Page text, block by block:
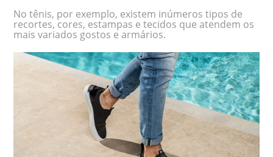
No tênis, por exemplo, existem inúmeros tipos de
recortes, cores, estampas e tecidos que atendem os
mais variados gostos e armários.